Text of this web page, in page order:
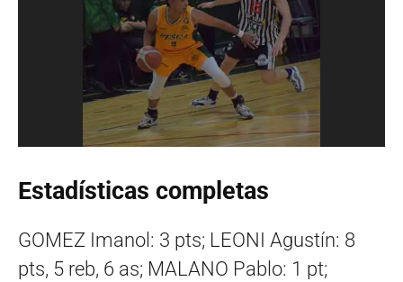
Estadísticas completas
GOMEZ Imanol: 3 pts; LEONI Agustín: 8
pts, 5 reb, 6 as; MALANO Pablo: 1 pt;